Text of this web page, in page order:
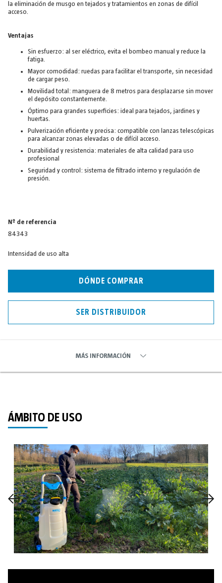
la eliminación de musgo en tejados y tratamientos en zonas de difícil
acceso.
Ventajas
Sin esfuerzo: al ser eléctrico, evita el bombeo manual y reduce la
fatiga.
Mayor comodidad: ruedas para facilitar el transporte, sin necesidad
de cargar peso.
Movilidad total: manguera de 8 metros para desplazarse sin mover
el depósito constantemente.
Óptimo para grandes superficies: ideal para tejados, jardines y
huertas.
Pulverización eficiente y precisa: compatible con lanzas telescópicas
para alcanzar zonas elevadas o de difícil acceso.
Durabilidad y resistencia: materiales de alta calidad para uso
profesional
Seguridad y control: sistema de filtrado interno y regulación de
presión.
Nº de referencia
84343
Intensidad de uso alta
DÓNDE COMPRAR
SER DISTRIBUIDOR
MÁS INFORMACIÓN
ÁMBITO DE USO